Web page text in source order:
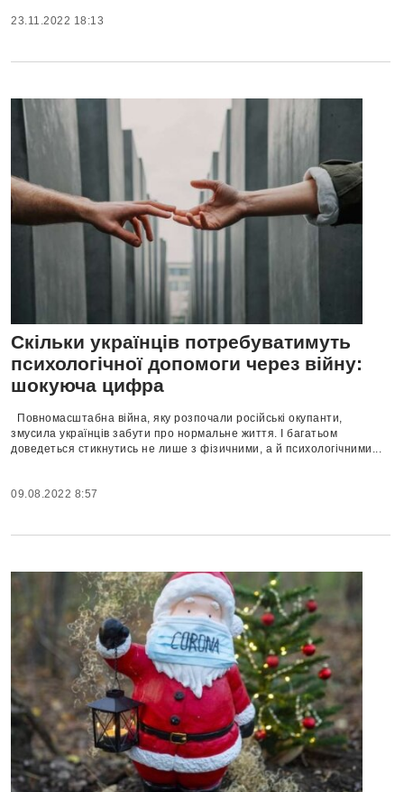
23.11.2022 18:13
Скільки українців потребуватимуть
психологічної допомоги через війну:
шокуюча цифра
Повномасштабна війна, яку розпочали російські окупанти,
змусила українців забути про нормальне життя. І багатьом
доведеться стикнутись не лише з фізичними, а й психологічними...
09.08.2022 8:57